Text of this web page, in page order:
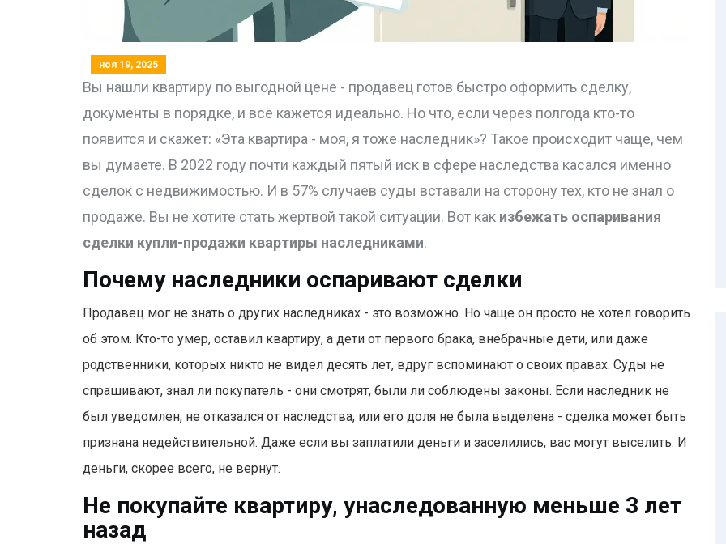
ноя 19, 2025
Вы нашли квартиру по выгодной цене - продавец готов быстро оформить сделку,
документы в порядке, и всё кажется идеально. Но что, если через полгода кто-то
появится и скажет: «Эта квартира - моя, я тоже наследник»? Такое происходит чаще, чем
вы думаете. В 2022 году почти каждый пятый иск в сфере наследства касался именно
сделок с недвижимостью. И в 57% случаев суды вставали на сторону тех, кто не знал о
продаже. Вы не хотите стать жертвой такой ситуации. Вот как избежать оспаривания
сделки купли-продажи квартиры наследниками.
Почему наследники оспаривают сделки
Продавец мог не знать о других наследниках - это возможно. Но чаще он просто не хотел говорить
об этом. Кто-то умер, оставил квартиру, а дети от первого брака, внебрачные дети, или даже
родственники, которых никто не видел десять лет, вдруг вспоминают о своих правах. Суды не
спрашивают, знал ли покупатель - они смотрят, были ли соблюдены законы. Если наследник не
был уведомлен, не отказался от наследства, или его доля не была выделена - сделка может быть
признана недействительной. Даже если вы заплатили деньги и заселились, вас могут выселить. И
деньги, скорее всего, не вернут.
Не покупайте квартиру, унаследованную меньше 3 лет
назад